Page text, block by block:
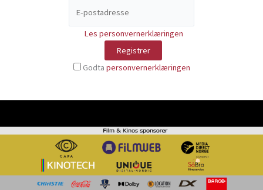
Les personvernerklæringen
Godta personvernerklæringen